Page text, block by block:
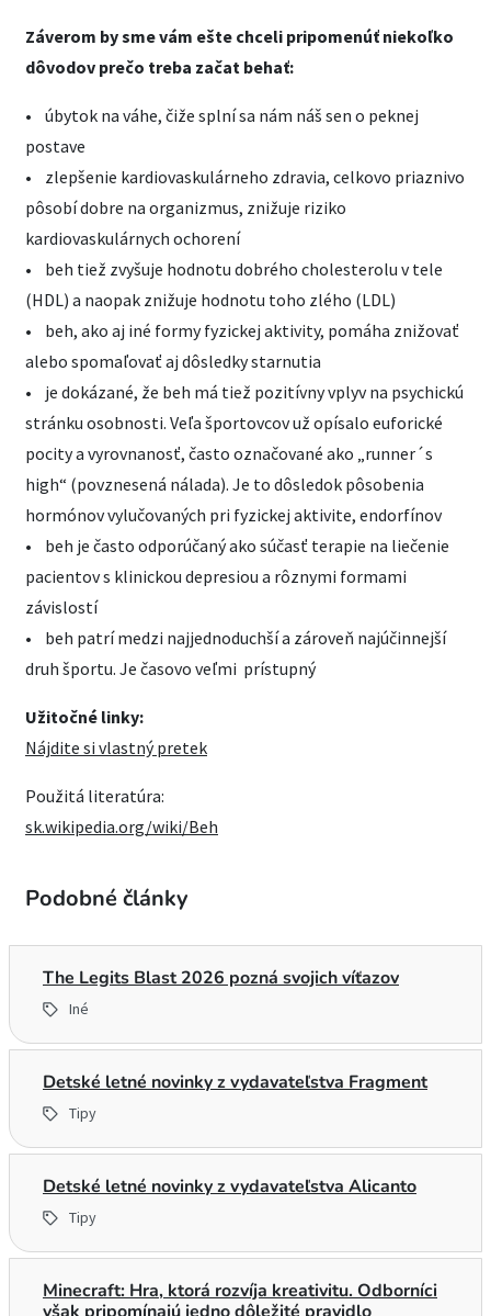
Záverom by sme vám ešte chceli pripomenúť niekoľko
dôvodov prečo treba začat behať:
• úbytok na váhe, čiže splní sa nám náš sen o peknej
postave
• zlepšenie kardiovaskulárneho zdravia, celkovo priaznivo
pôsobí dobre na organizmus, znižuje riziko
kardiovaskulárnych ochorení
• beh tiež zvyšuje hodnotu dobrého cholesterolu v tele
(HDL) a naopak znižuje hodnotu toho zlého (LDL)
• beh, ako aj iné formy fyzickej aktivity, pomáha znižovať
alebo spomaľovať aj dôsledky starnutia
• je dokázané, že beh má tiež pozitívny vplyv na psychickú
stránku osobnosti. Veľa športovcov už opísalo euforické
pocity a vyrovnanosť, často označované ako „runner´s
high“ (povznesená nálada). Je to dôsledok pôsobenia
hormónov vylučovaných pri fyzickej aktivite, endorfínov
• beh je často odporúčaný ako súčasť terapie na liečenie
pacientov s klinickou depresiou a rôznymi formami
závislostí
• beh patrí medzi najjednoduchší a zároveň najúčinnejší
druh športu. Je časovo veľmi prístupný
Užitočné linky:
Nájdite si vlastný pretek
Použitá literatúra:
sk.wikipedia.org/wiki/Beh
Podobné články
The Legits Blast 2026 pozná svojich víťazov
Iné
Detské letné novinky z vydavateľstva Fragment
Tipy
Detské letné novinky z vydavateľstva Alicanto
Tipy
Minecraft: Hra, ktorá rozvíja kreativitu. Odborníci